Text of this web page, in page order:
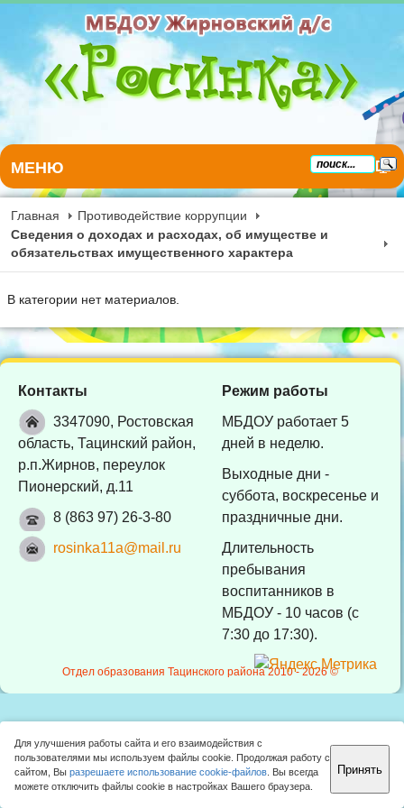
МЕНЮ
Главная
Противодействие коррупции
Сведения о доходах и расходах, об имуществе и
обязательствах имущественного характера
В категории нет материалов.
Контакты
3347090, Ростовская
область, Тацинский район,
р.п.Жирнов, переулок
Пионерский, д.11
8 (863 97) 26-3-80
rosinka11a@mail.ru
Режим работы
МБДОУ работает 5
дней в неделю.
Выходные дни -
суббота, воскресенье и
праздничные дни.
Длительность
пребывания
воспитанников в
МБДОУ - 10 часов (с
7:30 до 17:30).
Отдел образования Тацинского района 2010 -2026 ©
Для улучшения работы сайта и его взаимодействия с
пользователями мы используем файлы cookie. Продолжая работу с
сайтом, Вы разрешаете использование cookie-файлов . Вы всегда
можете отключить файлы cookie в настройках Вашего браузера.
Принять